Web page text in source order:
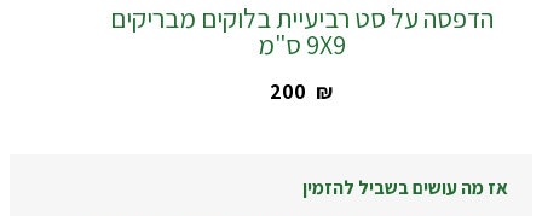
הדפסה על סט רביעיית בלוקים מבריקים
9X9 ס"מ
‎200 ₪
אז מה עושים בשביל להזמין